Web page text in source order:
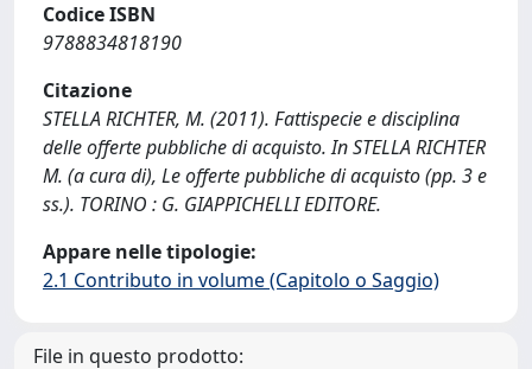
Codice ISBN
9788834818190
Citazione
STELLA RICHTER, M. (2011). Fattispecie e disciplina
delle offerte pubbliche di acquisto. In STELLA RICHTER
M. (a cura di), Le offerte pubbliche di acquisto (pp. 3 e
ss.). TORINO : G. GIAPPICHELLI EDITORE.
Appare nelle tipologie:
2.1 Contributo in volume (Capitolo o Saggio)
File in questo prodotto: